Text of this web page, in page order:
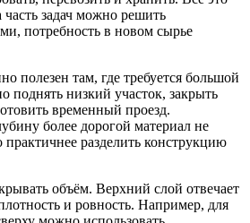
часть задач можно решить
потребность в новом сырье
полезен там, где требуется большой
низкий участок, закрыть
временный проезд.
более дорогой материал не
практичнее разделить конструкцию
объём. Верхний слой отвечает
и ровность. Например, для